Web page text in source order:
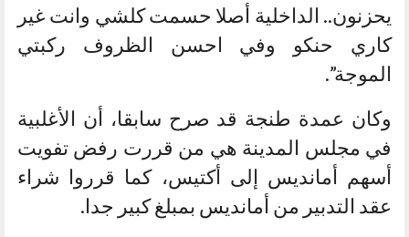
يحزنون.. الداخلية أصلا حسمت كلشي وانت غير
كاري حنكو وفي احسن الظروف ركبتي
الموجة”.
وكان عمدة طنجة قد صرح سابقا، أن الأغلبية
في مجلس المدينة هي من قررت رفض تفويت
أسهم أمانديس إلى أكتيس، كما قرروا شراء
عقد التدبير من أمانديس بمبلغ كبير جدا.